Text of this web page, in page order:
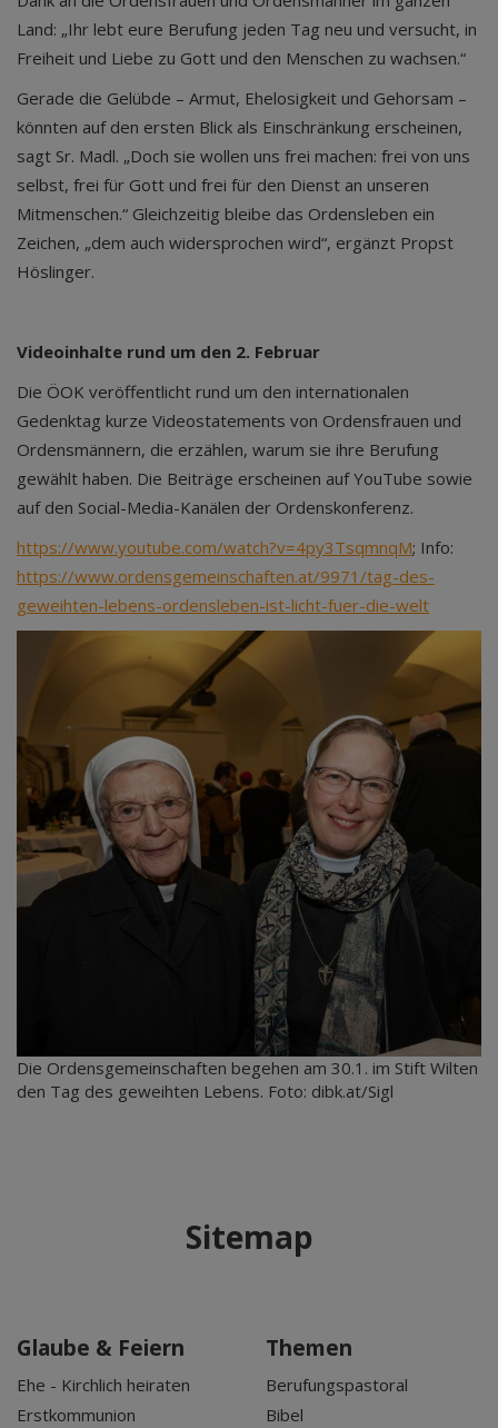
Land: „Ihr lebt eure Berufung jeden Tag neu und versucht, in
Freiheit und Liebe zu Gott und den Menschen zu wachsen.“
Gerade die Gelübde – Armut, Ehelosigkeit und Gehorsam –
könnten auf den ersten Blick als Einschränkung erscheinen,
sagt Sr. Madl. „Doch sie wollen uns frei machen: frei von uns
selbst, frei für Gott und frei für den Dienst an unseren
Mitmenschen.“ Gleichzeitig bleibe das Ordensleben ein
Zeichen, „dem auch widersprochen wird“, ergänzt Propst
Höslinger.
Videoinhalte rund um den 2. Februar
Die ÖOK veröffentlicht rund um den internationalen
Gedenktag kurze Videostatements von Ordensfrauen und
Ordensmännern, die erzählen, warum sie ihre Berufung
gewählt haben. Die Beiträge erscheinen auf YouTube sowie
auf den Social-Media-Kanälen der Ordenskonferenz.
https://www.youtube.com/watch?v=4py3TsqmnqM; Info:
https://www.ordensgemeinschaften.at/9971/tag-des-
geweihten-lebens-ordensleben-ist-licht-fuer-die-welt
Die Ordensgemeinschaften begehen am 30.1. im Stift Wilten
den Tag des geweihten Lebens. Foto: dibk.at/Sigl
Sitemap
Glaube & Feiern
Ehe - Kirchlich heiraten
Erstkommunion
Themen
Berufungspastoral
Bibel